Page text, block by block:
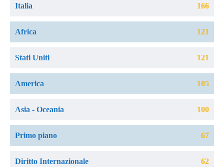
Italia 166
Africa 121
Stati Uniti 121
America 105
Asia - Oceania 100
Primo piano 67
Diritto Internazionale 62